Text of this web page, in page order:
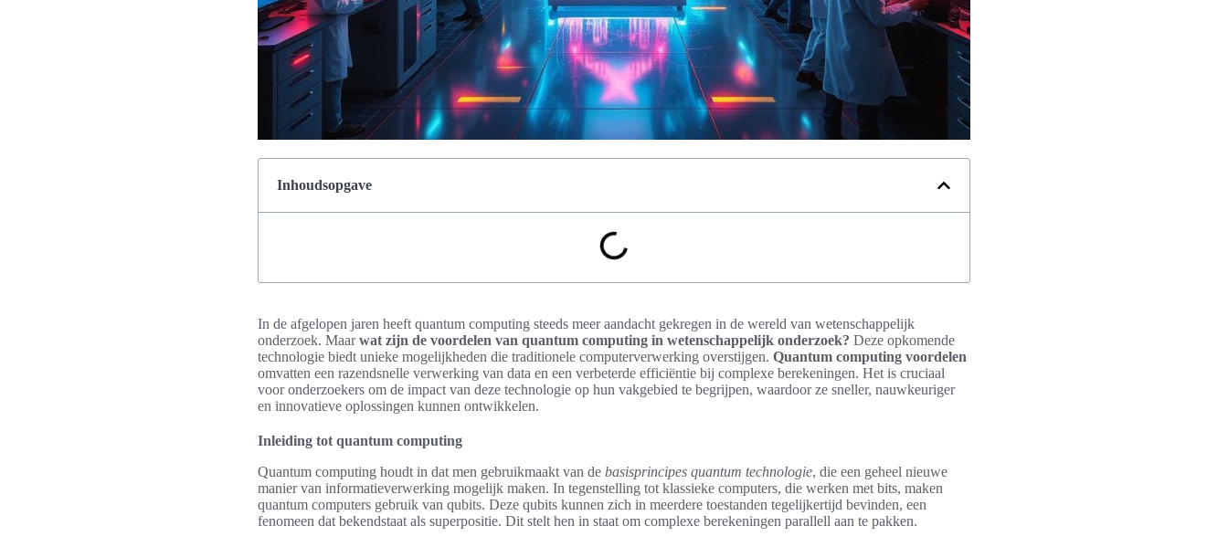
Inhoudsopgave
In de afgelopen jaren heeft quantum computing steeds meer aandacht gekregen in de wereld van wetenschappelijk
onderzoek. Maarwat zijn de voordelen van quantum computing in wetenschappelijk onderzoek? Deze opkomende
technologie biedt unieke mogelijkheden die traditionele computerverwerking overstijgen. Quantum computing voordelen
omvatten een razendsnelle verwerking van data en een verbeterde efficiëntie bij complexe berekeningen. Het is cruciaal
voor onderzoekers om de impact van deze technologie op hun vakgebied te begrijpen, waardoor ze sneller, nauwkeuriger
en innovatieve oplossingen kunnen ontwikkelen.
Inleiding tot quantum computing
Quantum computing houdt in dat men gebruikmaakt van de basisprincipes quantum technologie, die een geheel nieuwe
manier van informatieverwerking mogelijk maken. In tegenstelling tot klassieke computers, die werken met bits, maken
quantum computers gebruik van qubits. Deze qubits kunnen zich in meerdere toestanden tegelijkertijd bevinden, een
fenomeen dat bekendstaat als superpositie. Dit stelt hen in staat om complexe berekeningen parallell aan te pakken.